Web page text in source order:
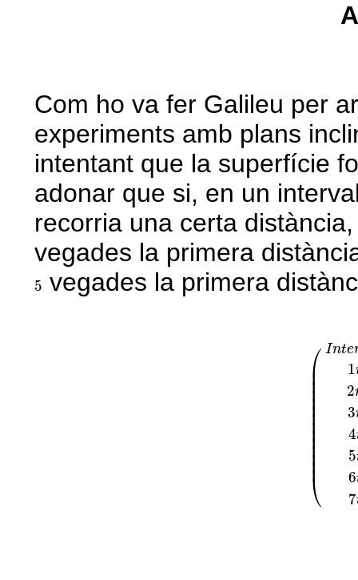
Com ho va fer Galileu per
experiments amb plans
intentant que la superfície
adonar que si, en un
recorria una certa
vegades la primera
5
5 vegades la primera
⎛
⎜
⎜ ⎜ ⎜ ⎜ ⎜ ⎜ ⎜ ⎜ ⎜ ⎜ ⎜ ⎜⎝
Inte
1
2
3
4
5
6
7
te rv